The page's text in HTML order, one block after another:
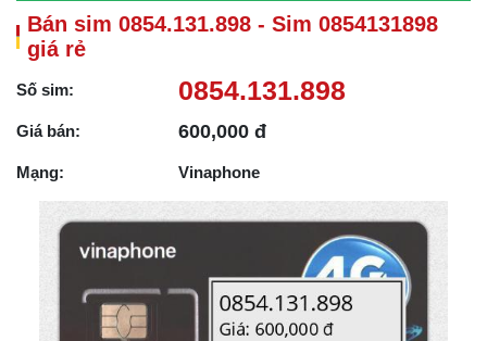
Bán sim 0854.131.898 - Sim 0854131898
giá rẻ
Số sim: 0854.131.898
Giá bán: 600,000 đ
Mạng: Vinaphone